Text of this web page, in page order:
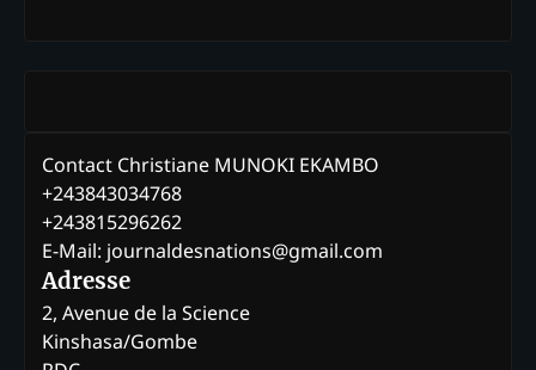
Contact Christiane MUNOKI EKAMBO
+243843034768
+243815296262
E-Mail: journaldesnations@gmail.com
Adresse
2, Avenue de la Science
Kinshasa/Gombe